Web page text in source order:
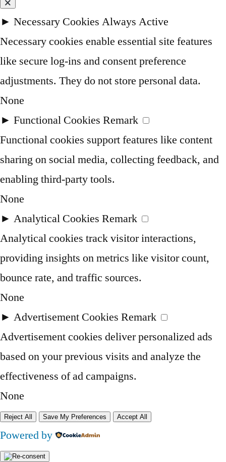
► Necessary Cookies Always Active
Necessary cookies enable essential site features
like secure log-ins and consent preference
adjustments. They do not store personal data.
None
► Functional Cookies Remark
Functional cookies support features like content
sharing on social media, collecting feedback, and
enabling third-party tools.
None
► Analytical Cookies Remark
Analytical cookies track visitor interactions,
providing insights on metrics like visitor count,
bounce rate, and traffic sources.
None
► Advertisement Cookies Remark
Advertisement cookies deliver personalized ads
based on your previous visits and analyze the
effectiveness of ad campaigns.
None
Reject All Save My Preferences Accept All
Powered by